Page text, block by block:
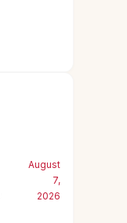
August
7,
2026